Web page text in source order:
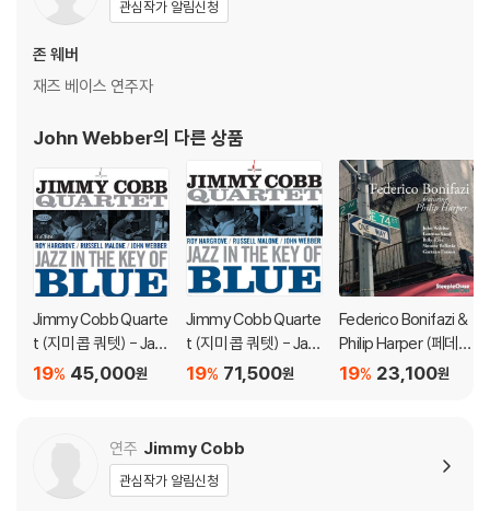
관심작가 알림신청
존 웨버
재즈 베이스 연주자
John Webber의 다른 상품
Jimmy Cobb Quarte
t (지미 콥 쿼텟) - Jaz
z In The Key Of Blue
45,000원
19%
Jimmy Cobb Quarte
t (지미 콥 쿼텟) - Jaz
z In The Key of Blue
71,500원
19%
Federico Bonifazi &
Philip Harper (페데리
코 보나파찌 앤 필립 하
23,100원
19%
연주 Jimmy Cobb
관심작가 알림신청